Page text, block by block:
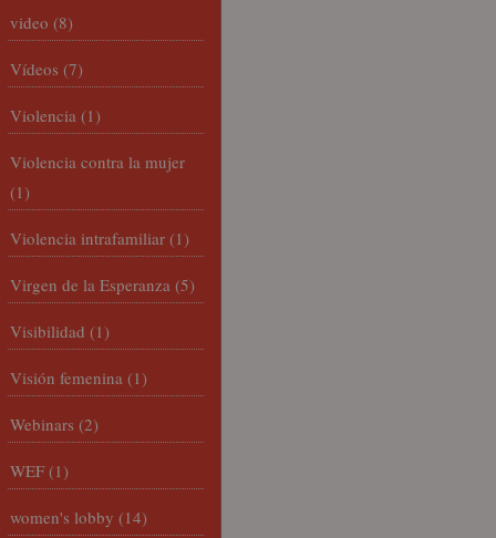
video (8)
Vídeos (7)
Violencia (1)
Violencia contra la mujer
(1)
Violencia intrafamiliar (1)
Virgen de la Esperanza (5)
Visibilidad (1)
Visión femenina (1)
Webinars (2)
WEF (1)
women's lobby (14)